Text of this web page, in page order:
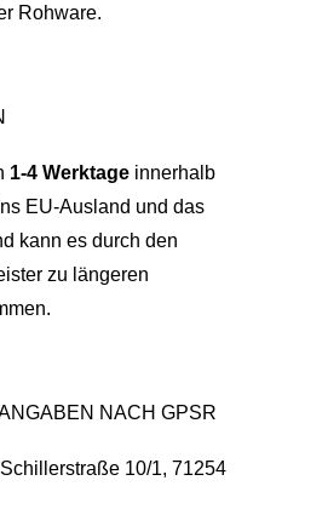
Rohware.
1-4 Werktage innerhalb
EU-Ausland und das
kann es durch den
zu längeren
NACH GPSR
10/1, 71254